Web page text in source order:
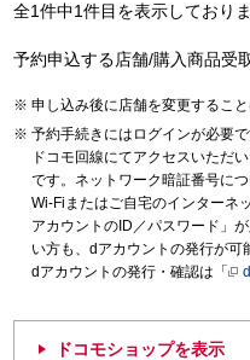
全1件中1件目を表示しており
予約申込する店舗/購入商品受
申し込み後に店舗を変更すること
予約手続きにはログインが必要で
ドコモ回線にてアクセスいただ
です。ネットワーク暗証番号に
Wi-Fiまたはご自宅のインターネ
アカウントのID／パスワード」
い方も、dアカウントの発行が可
dアカウントの発行・確認は「
ドコモショップを表示